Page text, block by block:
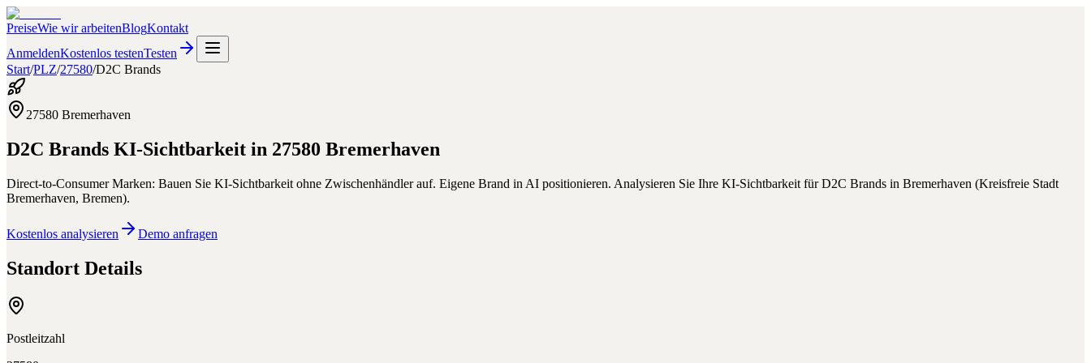
PreiseWie wir arbeitenBlogKontakt
AnmeldenKostenlos testenTesten
Start/PLZ/27580/D2C Brands
27580 Bremerhaven
D2C Brands KI-Sichtbarkeit in 27580 Bremerhaven
Direct-to-Consumer Marken: Bauen Sie KI-Sichtbarkeit ohne Zwischenhändler auf. Eigene Brand in AI positionieren. Analysieren Sie Ihre KI-Sichtbarkeit fürD2C Brands in Bremerhaven (Kreisfreie Stadt
Bremerhaven, Bremen).
Kostenlos analysieren Demo anfragen
Standort Details
Postleitzahl